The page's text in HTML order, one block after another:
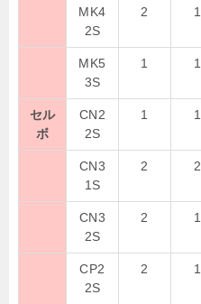
MK4
2S
2 1
MK5
3S
1 1
セル
ボ
CN2
2S
1 1
CN3
1S
2 2
CN3
2S
2 1
CP2
2S
2 1